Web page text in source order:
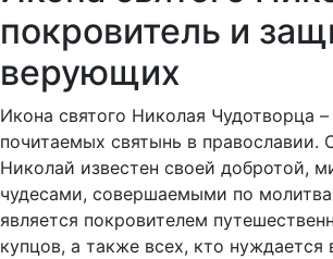
покровитель и
верующих
Икона святого Николая Чудотворца
почитаемых святынь в православии.
Николай известен своей добротой,
чудесами, совершаемыми по
является покровителем
купцов, а также всех, кто